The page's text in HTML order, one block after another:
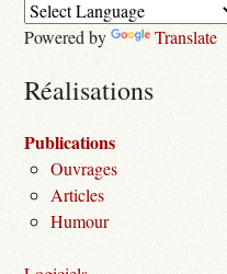
Powered by Translate
Réalisations
Publications
Ouvrages
Articles
Humour